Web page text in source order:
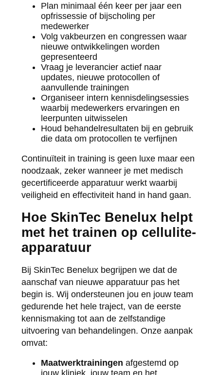
Plan minimaal één keer per jaar een
opfrissessie of bijscholing per
medewerker
Volg vakbeurzen en congressen waar
nieuwe ontwikkelingen worden
gepresenteerd
Vraag je leverancier actief naar
updates, nieuwe protocollen of
aanvullende trainingen
Organiseer intern kennisdelingsessies
waarbij medewerkers ervaringen en
leerpunten uitwisselen
Houd behandelresultaten bij en gebruik
die data om protocollen te verfijnen
Continuïteit in training is geen luxe maar een
noodzaak, zeker wanneer je met medisch
gecertificeerde apparatuur werkt waarbij
veiligheid en effectiviteit hand in hand gaan.
Hoe SkinTec Benelux helpt
met het trainen op cellulite-
apparatuur
Bij SkinTec Benelux begrijpen we dat de
aanschaf van nieuwe apparatuur pas het
begin is. Wij ondersteunen jou en jouw team
gedurende het hele traject, van de eerste
kennismaking tot aan de zelfstandige
uitvoering van behandelingen. Onze aanpak
omvat:
Maatwerktrainingen afgestemd op
jouw kliniek, jouw team en het